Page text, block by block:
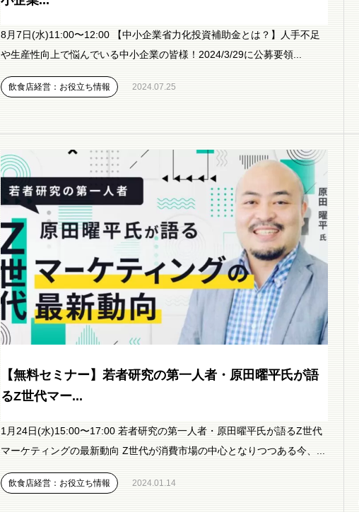
8月7日(水)11:00〜12:00 【中小企業省力化投資補助金とは？】人手不足
や生産性向上で悩んでいる中小企業の皆様！2024/3/29に公募要領...
飲食店経営：お役立ち情報 2024.07.25
【無料セミナー】若者研究の第一人者・原田曜平氏が語
るZ世代マー...
1月24日(水)15:00〜17:00 若者研究の第一人者・原田曜平氏が語るZ世代
マーケティングの最新動向 Z世代が消費市場の中心となりつつある今、...
飲食店経営：お役立ち情報 2024.01.14